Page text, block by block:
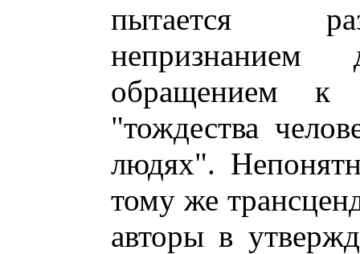
пытается
обращением к
"тождества
людях".
тому же
авторы в